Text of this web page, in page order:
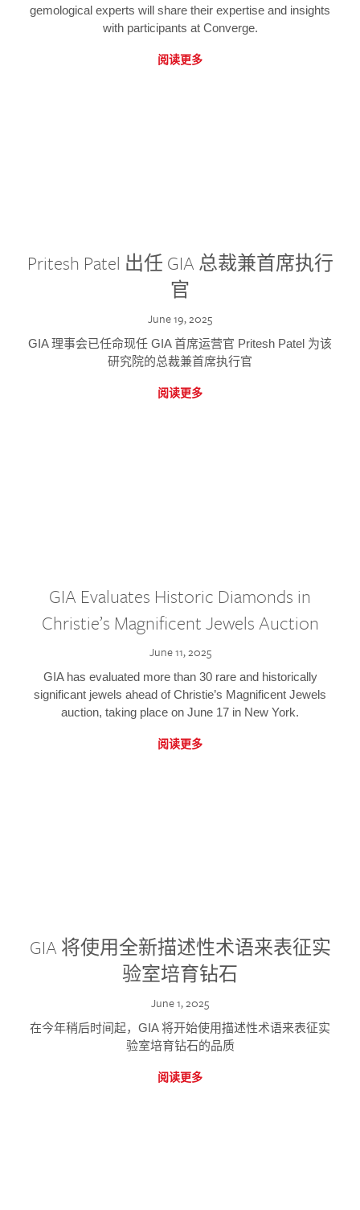
gemological experts will share their expertise and insights
with participants at Converge.
阅读更多
Pritesh Patel 出任 GIA 总裁兼首席执行
官
June 19, 2025
GIA 理事会已任命现任 GIA 首席运营官 Pritesh Patel 为该
研究院的总裁兼首席执行官
阅读更多
GIA Evaluates Historic Diamonds in
Christie’s Magnificent Jewels Auction
June 11, 2025
GIA has evaluated more than 30 rare and historically
significant jewels ahead of Christie’s Magnificent Jewels
auction, taking place on June 17 in New York.
阅读更多
GIA 将使用全新描述性术语来表征实
验室培育钻石
June 1, 2025
在今年稍后时间起，GIA 将开始使用描述性术语来表征实
验室培育钻石的品质
阅读更多